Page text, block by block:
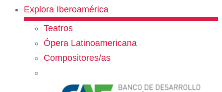
Explora Iberoamérica
Teatros
Ópera Latinoamericana
Compositores/as